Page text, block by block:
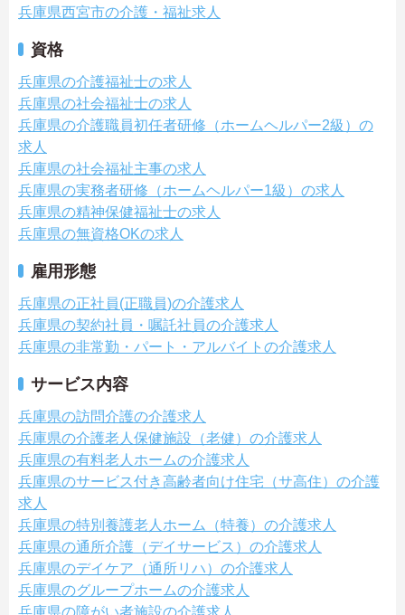
兵庫県西宮市の介護・福祉求人
資格
兵庫県の介護福祉士の求人
兵庫県の社会福祉士の求人
兵庫県の介護職員初任者研修（ホームヘルパー2級）の
求人
兵庫県の社会福祉主事の求人
兵庫県の実務者研修（ホームヘルパー1級）の求人
兵庫県の精神保健福祉士の求人
兵庫県の無資格OKの求人
雇用形態
兵庫県の正社員(正職員)の介護求人
兵庫県の契約社員・嘱託社員の介護求人
兵庫県の非常勤・パート・アルバイトの介護求人
サービス内容
兵庫県の訪問介護の介護求人
兵庫県の介護老人保健施設（老健）の介護求人
兵庫県の有料老人ホームの介護求人
兵庫県のサービス付き高齢者向け住宅（サ高住）の介護
求人
兵庫県の特別養護老人ホーム（特養）の介護求人
兵庫県の通所介護（デイサービス）の介護求人
兵庫県のデイケア（通所リハ）の介護求人
兵庫県のグループホームの介護求人